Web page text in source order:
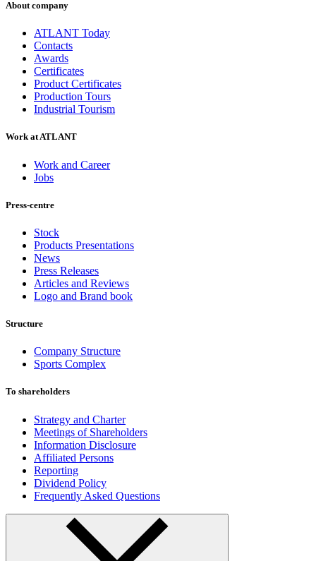
About company
ATLANT Today
Contacts
Awards
Certificates
Product Certificates
Production Tours
Industrial Tourism
Work at ATLANT
Work and Career
Jobs
Press-centre
Stock
Products Presentations
News
Press Releases
Articles and Reviews
Logo and Brand book
Structure
Company Structure
Sports Complex
To shareholders
Strategy and Charter
Meetings of Shareholders
Information Disclosure
Affiliated Persons
Reporting
Dividend Policy
Frequently Asked Questions